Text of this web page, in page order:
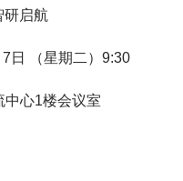
研启航
日 （星期二）9:30
中心1楼会议室